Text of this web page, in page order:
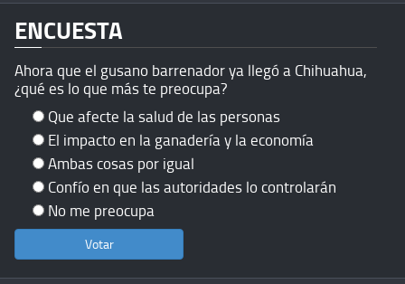
ENCUESTA
Ahora que el gusano barrenador ya llegó a Chihuahua,
¿qué es lo que más te preocupa?
Que afecte la salud de las personas
El impacto en la ganadería y la economía
Ambas cosas por igual
Confío en que las autoridades lo controlarán
No me preocupa